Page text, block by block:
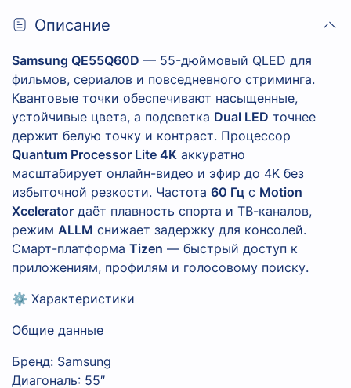
Описание
Samsung QE55Q60D — 55-дюймовый QLED для
фильмов, сериалов и повседневного стриминга.
Квантовые точки обеспечивают насыщенные,
устойчивые цвета, а подсветка Dual LED точнее
держит белую точку и контраст. Процессор
Quantum Processor Lite 4K аккуратно
масштабирует онлайн-видео и эфир до 4K без
избыточной резкости. Частота 60 Гц с Motion
Xcelerator даёт плавность спорта и ТВ-каналов,
режим ALLM снижает задержку для консолей.
Смарт-платформа Tizen — быстрый доступ к
приложениям, профилям и голосовому поиску.
⚙️ Характеристики
Общие данные
Бренд: Samsung
Диагональ: 55″